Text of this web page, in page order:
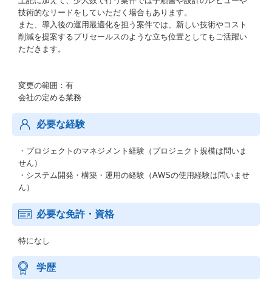
技術的なリードをしていただく場合もあります。
また、導入後の運用最適化を担う案件では、新しい技術やコスト
削減を提案するプリセールスのような立ち位置としてもご活躍い
ただきます。
変更の範囲：有
会社の定める業務
必要な経験
・プロジェクトのマネジメント経験（プロジェクト規模は問いま
せん）
・システム開発・構築・運用の経験（AWSの使用経験は問いませ
ん）
必要な免許・資格
特になし
学歴